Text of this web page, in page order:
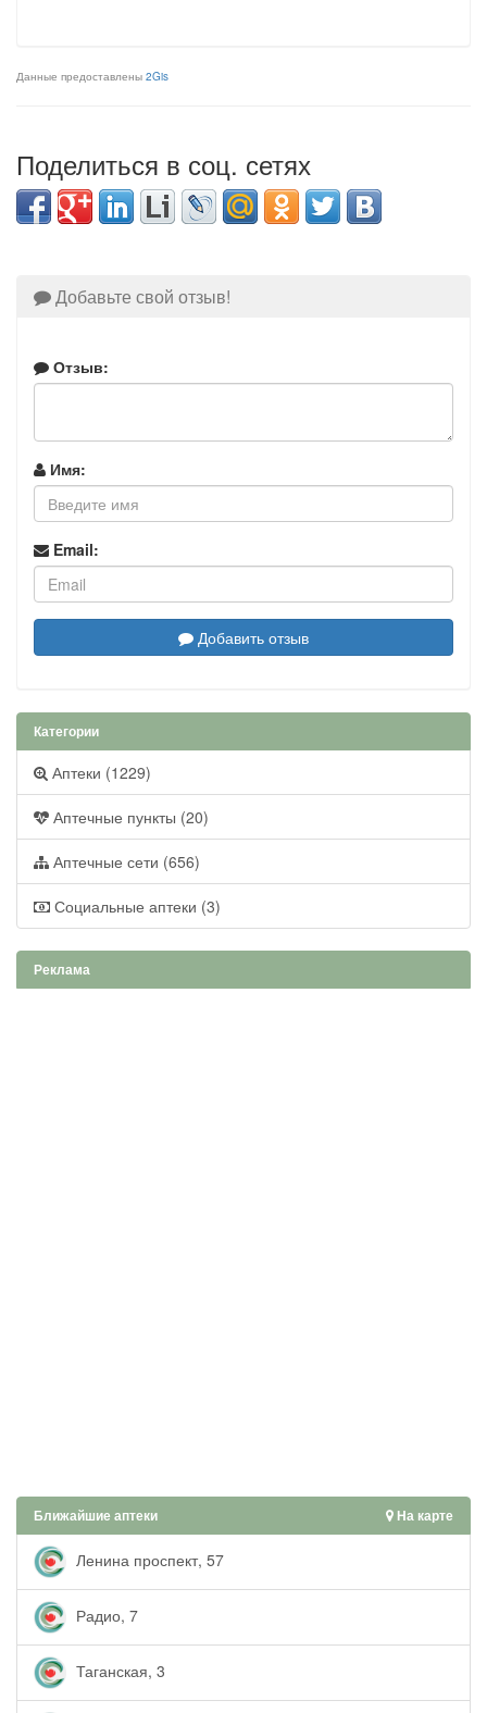
Данные предоставлены 2Gis
Поделиться в соц. сетях
Добавьте свой отзыв!
Отзыв:
Имя:
Email:
Добавить отзыв
Категории
Аптеки (1229)
Аптечные пункты (20)
Аптечные сети (656)
Социальные аптеки (3)
Реклама
Ближайшие аптеки На карте
Ленина проспект, 57
Радио, 7
Таганская, 3